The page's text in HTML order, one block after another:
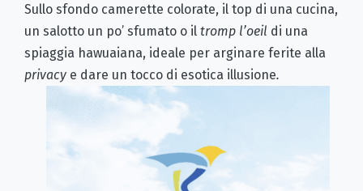
Sullo sfondo camerette colorate, il top di una cucina,
un salotto un po’ sfumato o il tromp l’oeil di una
spiaggia hawuaiana, ideale per arginare ferite alla
privacy e dare un tocco di esotica illusione.